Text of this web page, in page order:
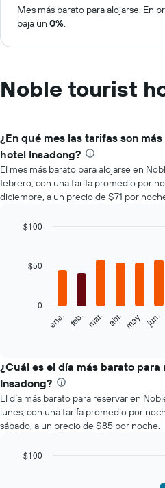
Mes más barato para alojarse. En
baja un 0%.
Noble tourist
¿En qué mes las tarifas son
hotel Insadong?
El mes más barato para alojarse en
febrero, con una tarifa promedio por
diciembre, a un precio de $71 por
with
siguiente
el
precio
promedio
de
una
habitación
mes
ene. feb. mar. abr. may. jun.
0
$50
$100
¿Cuál es el día más barato
Insadong?
El día más barato para reservar en
lunes, con una tarifa promedio por
sábado, a un precio de $85 por noche.
$100